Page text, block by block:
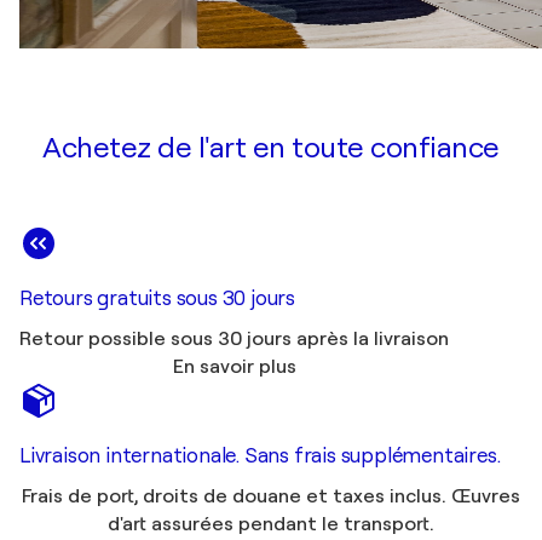
Achetez de l'art en toute confiance
Retours gratuits sous 30 jours
Retour possible sous 30 jours après la livraison
En savoir plus
Livraison internationale. Sans frais supplémentaires.
Frais de port, droits de douane et taxes inclus. Œuvres
d'art assurées pendant le transport.